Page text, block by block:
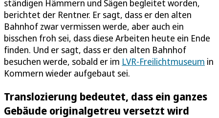
ständigen Hämmern und Sägen begleitet worden,
berichtet der Rentner. Er sagt, dass er den alten
Bahnhof zwar vermissen werde, aber auch ein
bisschen froh sei, dass diese Arbeiten heute ein Ende
finden. Und er sagt, dass er den alten Bahnhof
besuchen werde, sobald er im LVR-Freilichtmuseum in
Kommern wieder aufgebaut sei.
Translozierung bedeutet, dass ein ganzes
Gebäude originalgetreu versetzt wird